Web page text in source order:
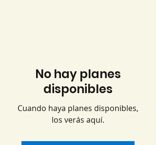
No hay planes
disponibles
Cuando haya planes disponibles,
los verás aquí.